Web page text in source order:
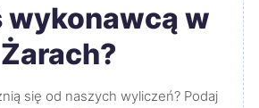
wykonawcą w
Żarach?
się od naszych wyliczeń? Podaj